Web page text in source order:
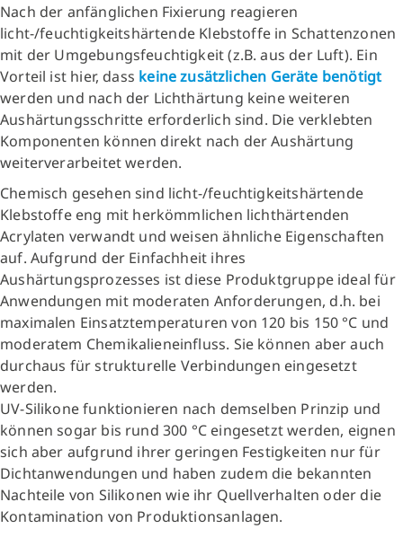
Nach der anfänglichen Fixierung reagieren
licht-/feuchtigkeitshärtende Klebstoffe in Schattenzonen
mit der Umgebungsfeuchtigkeit (z.B. aus der Luft). Ein
Vorteil ist hier, dass keine zusätzlichen Geräte benötigt
werden und nach der Lichthärtung keine weiteren
Aushärtungsschritte erforderlich sind. Die verklebten
Komponenten können direkt nach der Aushärtung
weiterverarbeitet werden.
Chemisch gesehen sind licht-/feuchtigkeitshärtende
Klebstoffe eng mit herkömmlichen lichthärtenden
Acrylaten verwandt und weisen ähnliche Eigenschaften
auf. Aufgrund der Einfachheit ihres
Aushärtungsprozesses ist diese Produktgruppe ideal für
Anwendungen mit moderaten Anforderungen, d.h. bei
maximalen Einsatztemperaturen von 120 bis 150 °C und
moderatem Chemikalieneinfluss. Sie können aber auch
durchaus für strukturelle Verbindungen eingesetzt
werden.
UV-Silikone funktionieren nach demselben Prinzip und
können sogar bis rund 300 °C eingesetzt werden, eignen
sich aber aufgrund ihrer geringen Festigkeiten nur für
Dichtanwendungen und haben zudem die bekannten
Nachteile von Silikonen wie ihr Quellverhalten oder die
Kontamination von Produktionsanlagen.